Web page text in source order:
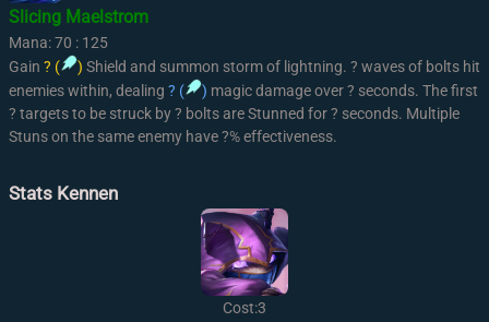
Slicing Maelstrom
Mana: 70 : 125
Gain ? ( ) Shield and summon storm of lightning. ? waves of bolts hit
enemies within, dealing ? ( ) magic damage over ? seconds. The first
? targets to be struck by ? bolts are Stunned for ? seconds. Multiple
Stuns on the same enemy have ?% effectiveness.
Stats Kennen
Cost:3